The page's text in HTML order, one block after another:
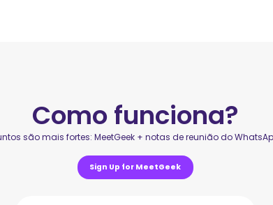
Como funciona?
são mais fortes: MeetGeek + notas de reunião do
Sign Up for MeetGeek